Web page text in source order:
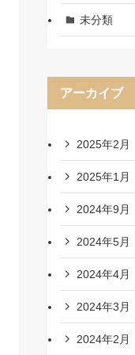
未分類
アーカイブ
2025年2月
2025年1月
2024年9月
2024年5月
2024年4月
2024年3月
2024年2月